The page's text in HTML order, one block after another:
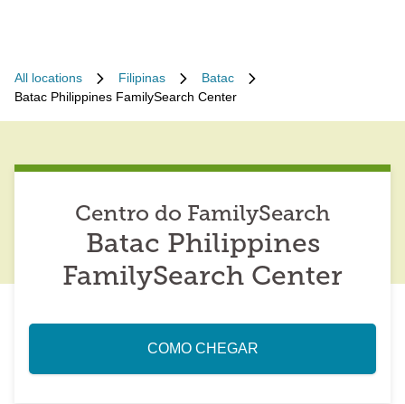
All locations Filipinas
Batac
Batac Philippines FamilySearch Center
Centro do FamilySearch
Batac Philippines
FamilySearch Center
COMO CHEGAR